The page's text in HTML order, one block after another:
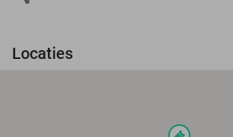
Locaties